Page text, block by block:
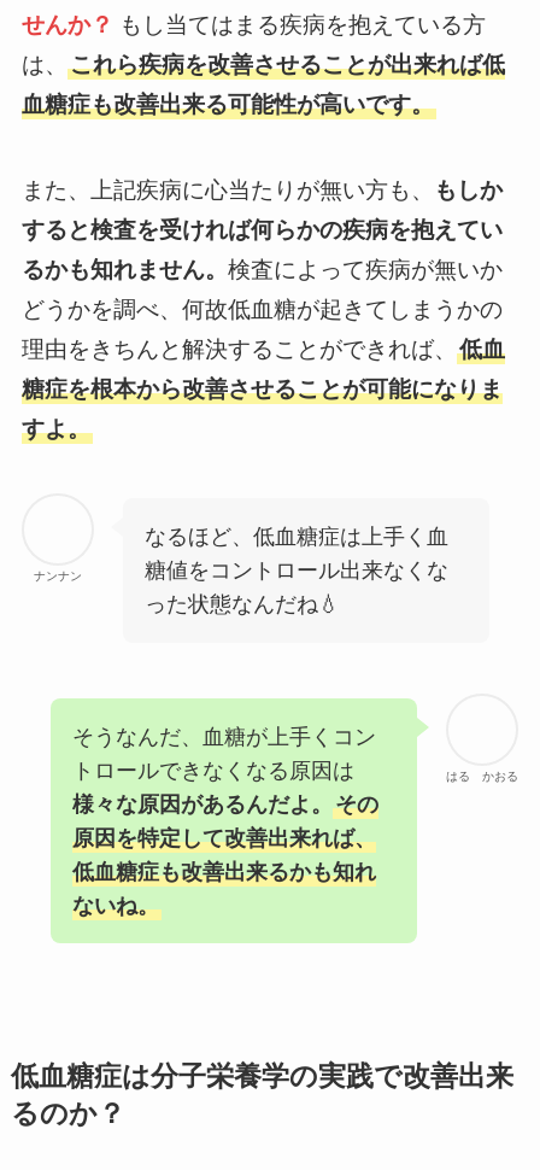
せんか？ もし当てはまる疾病を抱えている方
は、 これら疾病を改善させることが出来れば低
血糖症も改善出来る可能性が高いです。
また、上記疾病に心当たりが無い方も、
もしか
すると検査を受ければ何らかの疾病を抱えてい
るかも知れません。 検査によって疾病が無いか
どうかを調べ、何故低血糖が起きてしまうかの
理由をきちんと解決することができれば、 低血
糖症を根本から改善させることが可能になりま
すよ。
ナンナン
なるほど、低血糖症は上手く血
糖値をコントロール出来なくな
った状態なんだね💧
はる かおる
そうなんだ、血糖が上手くコン
トロールできなくなる原因は
様々な原因があるんだよ。 その
原因を特定して改善出来れば、
低血糖症も改善出来るかも知れ
ないね。
低血糖症は分子栄養学の実践で改善出来
るのか？